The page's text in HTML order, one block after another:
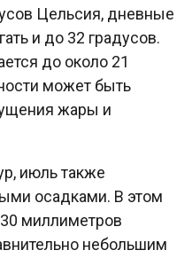
Цельсия, дневные
и до 32 градусов.
до около 21
может быть
жары и
июль также
осадками. В этом
миллиметров
небольшим